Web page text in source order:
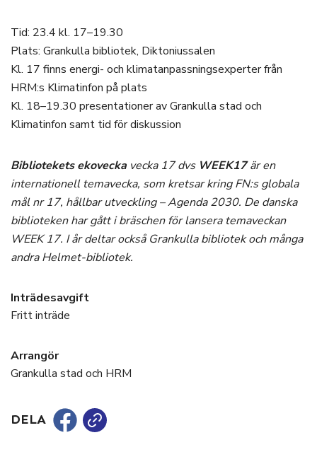
Tid: 23.4 kl. 17–19.30
Plats: Grankulla bibliotek, Diktoniussalen
Kl. 17 finns energi- och klimatanpassningsexperter från
HRM:s Klimatinfon på plats
Kl. 18–19.30 presentationer av Grankulla stad och
Klimatinfon samt tid för diskussion
Bibliotekets ekovecka vecka 17dvsWEEK17är en
internationell temavecka, som kretsar kring FN:s globala
mål nr 17, hållbar utveckling – Agenda 2030. De danska
biblioteken har gått i bräschen för lansera temaveckan
WEEK 17. I år deltar också Grankulla bibliotek och många
andra Helmet-bibliotek.
Inträdesavgift
Fritt inträde
Arrangör
Grankulla stad och HRM
DELA